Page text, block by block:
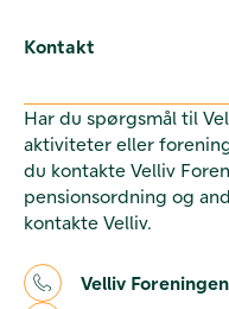
Kontakt
Har du spørgsmål til
aktiviteter eller
du kontakte Velliv
pensionsordning og
kontakte Velliv.
Velliv